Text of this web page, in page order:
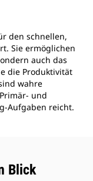
den schnellen,
Sie ermöglichen
auch das
die Produktivität
wahre
und
Aufgaben reicht.
Blick